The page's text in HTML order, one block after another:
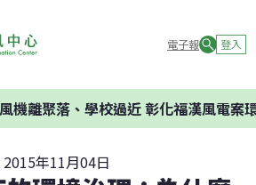
電子報 登入
離聚落、學校過近 彰化福漢風電案環
2015年11月04日